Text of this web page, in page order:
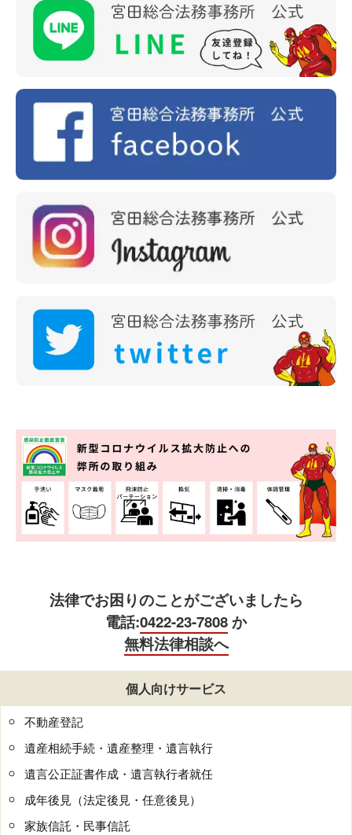
法律でお困りのことがございましたら
電話:0422-23-7808か
無料法律相談へ
個人向けサービス
不動産登記
遺産相続手続・遺産整理・遺言執行
遺言公正証書作成・遺言執行者就任
成年後見（法定後見・任意後見）
家族信託・民事信託